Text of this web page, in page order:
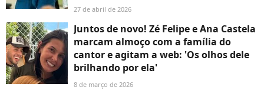
27 de abril de 2026
Juntos de novo! Zé Felipe e Ana Castela
marcam almoço com a família do
cantor e agitam a web: 'Os olhos dele
brilhando por ela'
8 de março de 2026